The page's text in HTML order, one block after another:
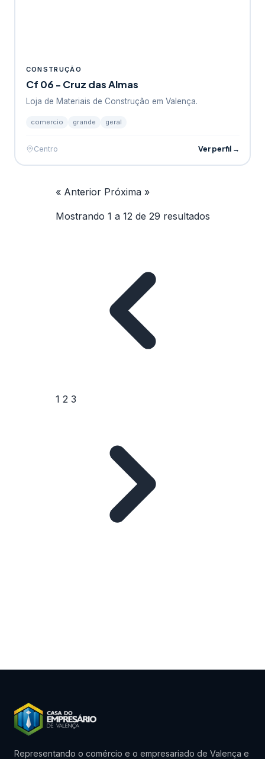
CONSTRUÇÃO
Cf 06 - Cruz das Almas
Loja de Materiais de Construção em Valença.
comercio grande geral
Centro Ver perfil →
« Anterior Próxima »
Mostrando 1 a 12de 29 resultados
1 2 3
Representando o comércio e o empresariado de Valença e